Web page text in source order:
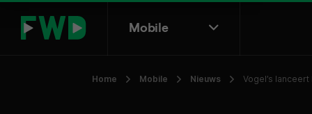
Mobile
Home Mobile Nieuws Vogel’s